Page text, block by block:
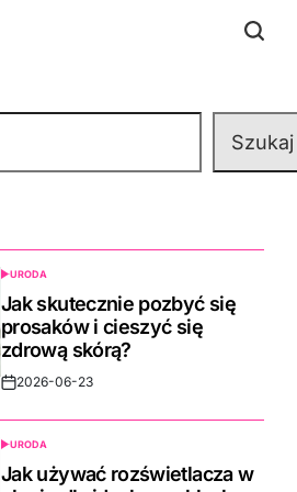
Szukaj
POSTED
IN
URODA
Jak skutecznie pozbyć się
prosaków i cieszyć się
zdrową skórą?
Post2026-06-23
POSTED
IN
URODA
Jak używać rozświetlacza w